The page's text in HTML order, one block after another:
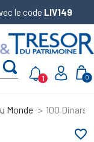
le code LIV149
0
1
Monde 100 Dinars
favorite_border